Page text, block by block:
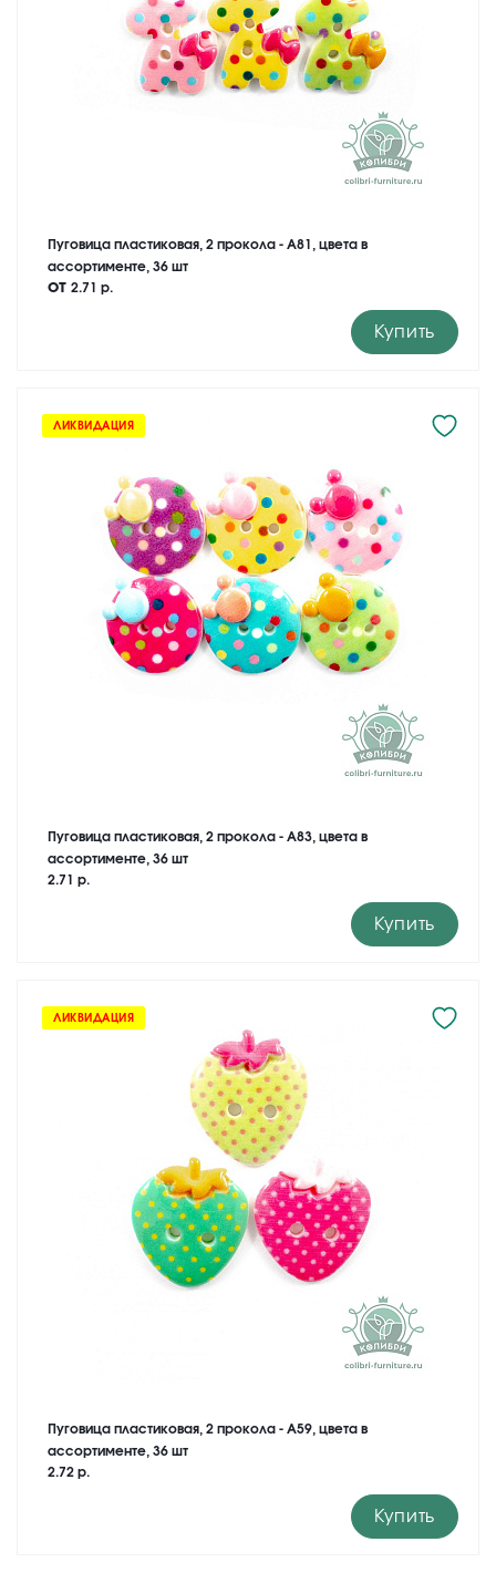
Пуговица пластиковая, 2 прокола - A81, цвета в
ассортименте, 36 шт
от 2.71 р.
Купить
ЛИКВИДАЦИЯ
Пуговица пластиковая, 2 прокола - A83, цвета в
ассортименте, 36 шт
2.71 р.
Купить
ЛИКВИДАЦИЯ
Пуговица пластиковая, 2 прокола - A59, цвета в
ассортименте, 36 шт
2.72 р.
Купить